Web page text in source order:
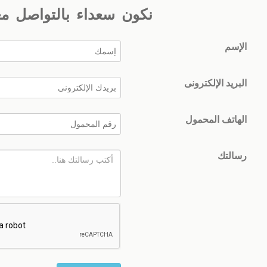
نكون سعداء بالتواصل
الإسم
البريد الإلكترونى
الهاتف المحمول
رسالتك